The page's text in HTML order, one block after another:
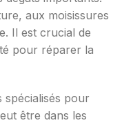
aux moisissures
Il est crucial de
pour réparer la
spécialisés pour
être dans les